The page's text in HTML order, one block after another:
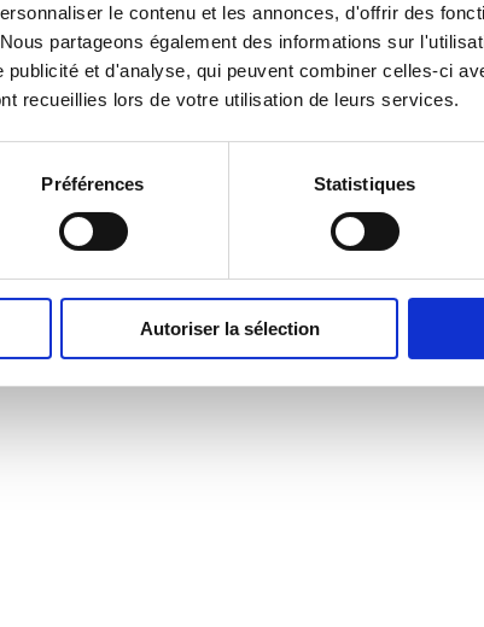
le contenu et les annonces, d'offrir des
Nous partageons également des informations sur
publicité et d'analyse, qui peuvent combiner celles-ci
recueillies lors de votre utilisation de leurs services.
Préférences Statistiques
Autoriser la sélection